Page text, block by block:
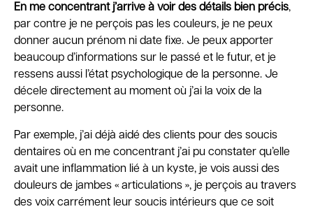
En me concentrant j’arrive à voir des détails bien précis,
par contre je ne perçois pas les couleurs, je ne peux
donner aucun prénom ni date fixe. Je peux apporter
beaucoup d’informations sur le passé et le futur, et je
ressens aussi l’état psychologique de la personne. Je
décele directement au moment où j’ai la voix de la
personne.
Par exemple, j’ai déjà aidé des clients pour des soucis
dentaires où en me concentrant j’ai pu constater qu’elle
avait une inflammation lié à un kyste, je vois aussi des
douleurs de jambes « articulations », je perçois au travers
des voix carrément leur soucis intérieurs que ce soit